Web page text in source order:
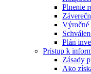
Plnenie
Výročné
Plán
Prístup k
Zásady
Ako